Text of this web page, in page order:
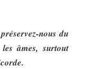
nous du
âmes, surtout